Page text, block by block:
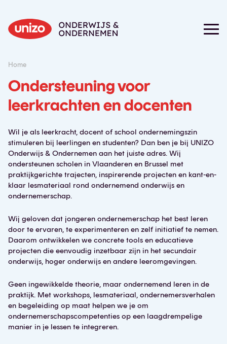
Home
Ondersteuning voor
leerkrachten en docenten
Wil je als leerkracht, docent of school ondernemingszin
stimuleren bij leerlingen en studenten? Dan ben je bij UNIZO
Onderwijs & Ondernemen aan het juiste adres. Wij
ondersteunen scholen in Vlaanderen en Brussel met
praktijkgerichte trajecten, inspirerende projecten en kant-en-
klaar lesmateriaal rond ondernemend onderwijs en
ondernemerschap.
Wij geloven dat jongeren ondernemerschap het best leren
door te ervaren, te experimenteren en zelf initiatief te nemen.
Daarom ontwikkelen we concrete tools en educatieve
projecten die eenvoudig inzetbaar zijn in het secundair
onderwijs, hoger onderwijs en andere leeromgevingen.
Geen ingewikkelde theorie, maar ondernemend leren in de
praktijk. Met workshops, lesmateriaal, ondernemersverhalen
en begeleiding op maat helpen we je om
ondernemerschapscompetenties op een laagdrempelige
manier in je lessen te integreren.